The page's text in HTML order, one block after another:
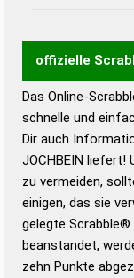
offizielle
Wortwurzel
Wortanalyse-
Gültigkeit eines
bestimmen!
Wörterbücher
Das Online-
schnelle und
Dir auch
JOCHBEIN liefert!
zu vermeiden,
einigen, das sie
gelegte Scrabble®
beanstandet,
zehn Punkte